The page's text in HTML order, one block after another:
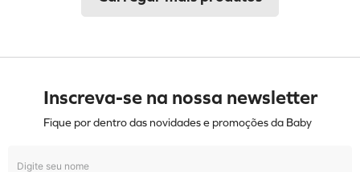
Inscreva-se na nossa newsletter
Fique por dentro das novidades e promoções da Baby